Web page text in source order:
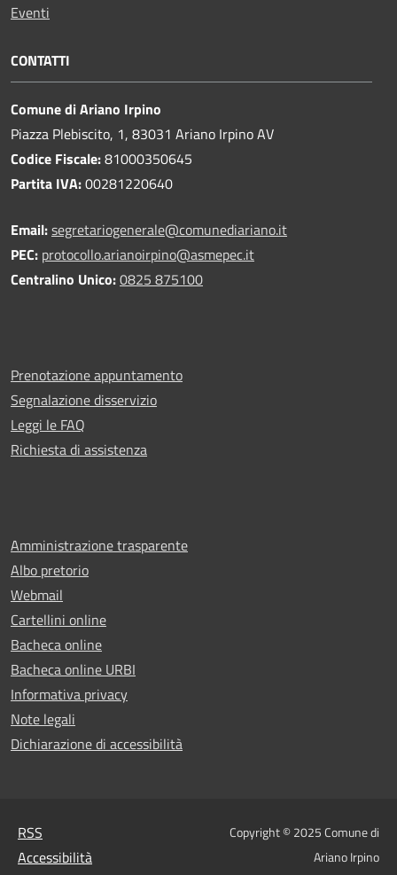
Eventi
CONTATTI
Comune di Ariano Irpino
Piazza Plebiscito, 1, 83031 Ariano Irpino AV
Codice Fiscale:81000350645
Partita IVA:00281220640
Email:segretariogenerale@comunediariano.it
PEC: protocollo.arianoirpino@asmepec.it
Centralino Unico:0825 875100
Prenotazione appuntamento
Segnalazione disservizio
Leggi le FAQ
Richiesta di assistenza
Amministrazione trasparente
Albo pretorio
Webmail
Cartellini online
Bacheca online
Bacheca online URBI
Informativa privacy
Note legali
Dichiarazione di accessibilità
RSS
Accessibilità
Copyright © 2025 Comune di
Ariano Irpino